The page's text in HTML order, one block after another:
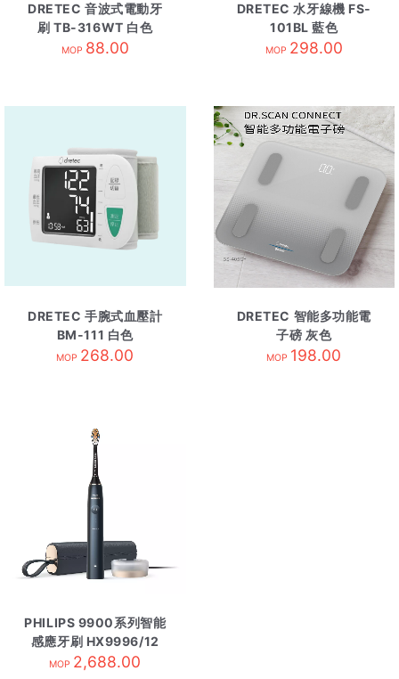
DRETEC 音波式電動牙
刷 TB-316WT 白色
MOP 88.00
DRETEC 水牙線機 FS-
101BL 藍色
MOP 298.00
DRETEC 手腕式血壓計
BM-111 白色
MOP 268.00
DRETEC 智能多功能電
子磅 灰色
MOP 198.00
PHILIPS 9900系列智能
感應牙刷 HX9996/12
午夜藍
MOP 2,688.00